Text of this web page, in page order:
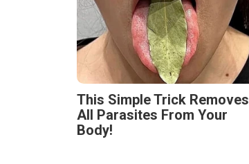
This Simple Trick Removes
All Parasites From Your
Body!